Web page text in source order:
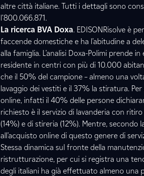
altre città italiane. Tutti i dettagli sono
l’800.066.871.
La ricerca BVA Doxa. EDISONRisolve è
faccende domestiche e ha l’abitudine a
alla famiglia. L’analisi Doxa-Polimi prende
residente in centri con più di 10.000
che il 50% del campione – almeno una
lavaggio dei vestiti e il 37% la stiratura.
online, infatti il 40% delle persone
richiesto è il servizio di lavanderia con
(14%) e di stireria (12%). Mentre,
all’acquisto online di questo genere di
Stessa dinamica sul fronte della
ristrutturazione, per cui si registra una
degli italiani ha già effettuato almeno una